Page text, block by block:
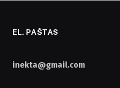
EL. PAŠTAS
inekta@gmail.com